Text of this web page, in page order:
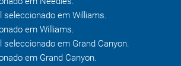
seleccionado em Williams.
em Williams.
seleccionado em Grand Canyon.
em Grand Canyon.